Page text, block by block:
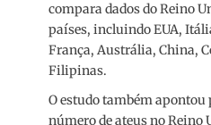
compara dados do Reino
países, incluindo EUA,
França, Austrália, China,
Filipinas.
O estudo também
número de ateus no Reino